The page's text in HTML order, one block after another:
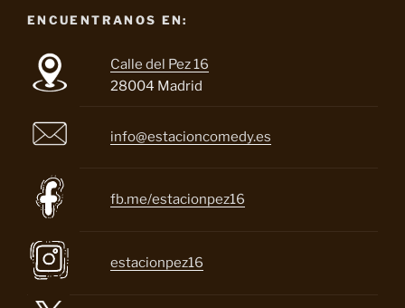
ENCUENTRANOS EN:
Calle del Pez 16
28004 Madrid
info@estacioncomedy.es
fb.me/estacionpez16
estacionpez16